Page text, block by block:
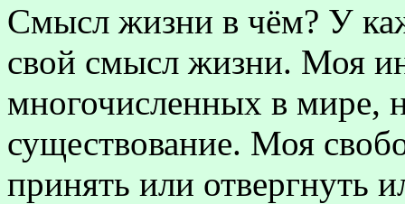
Смысл жизни в чём? У
свой смысл жизни. Моя
многочисленных в мире,
существование. Моя
принять или отвергнуть